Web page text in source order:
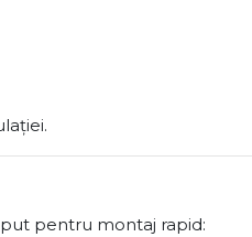
pentru montaj rapid: